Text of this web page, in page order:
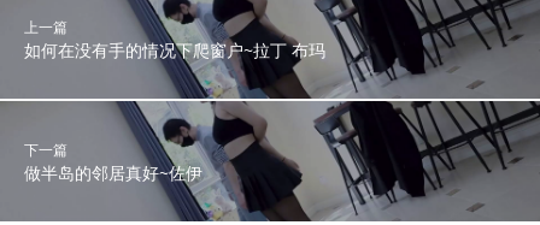
上一篇
如何在没有手的情况下爬窗户~拉丁 布玛
下一篇
做半岛的邻居真好~佐伊